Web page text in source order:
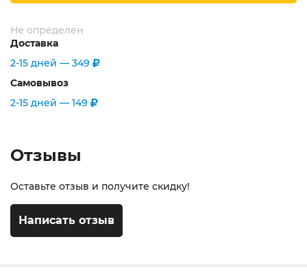
Не определен
Доставка
2-15 дней — 349
Самовывоз
2-15 дней — 149
Отзывы
Оставьте отзыв и получите скидку!
Написать отзыв